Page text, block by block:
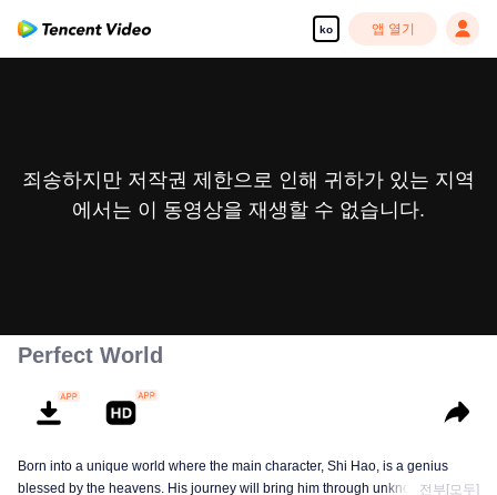
ko 앱 열기
죄송하지만 저작권 제한으로 인해 귀하가 있는 지역
에서는 이 동영상을 재생할 수 없습니다.
Perfect World
Born into a unique world where the main character, Shi Hao, is a genius
blessed by the heavens. His journey will bring him through unknown lands
전부[모두]